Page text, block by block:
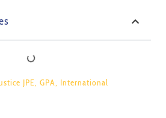
JPE, GPA, International